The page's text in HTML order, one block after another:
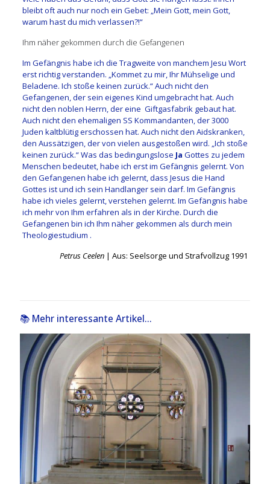
bleibt oft auch nur noch ein Gebet: „Mein Gott, mein Gott,
warum hast du mich verlassen?!“
Ihm näher gekommen durch die Gefangenen
Im Gefängnis habe ich die Tragweite von manchem Jesu Wort
erst richtig verstanden. „Kommet zu mir, Ihr Mühselige und
Beladene. Ich stoße keinen zurück.“ Auch nicht den
Gefangenen, der sein eigenes Kind umgebracht hat. Auch
nicht den noblen Herrn, der eine Giftgasfabrik gebaut hat.
Auch nicht den ehemaligen SS Kommandanten, der 3000
Juden kaltblütig erschossen hat. Auch nicht den Aidskranken,
den Aussätzigen, der von vielen ausgestoßen wird. „Ich stoße
keinen zurück.“ Was das bedingungslose Ja Gottes zu jedem
Menschen bedeutet, habe ich erst im Gefängnis gelernt. Von
den Gefangenen habe ich gelernt, dass Jesus die Hand
Gottes ist und ich sein Handlanger sein darf. Im Gefängnis
habe ich vieles gelernt, verstehen gelernt. Im Gefängnis habe
ich mehr von Ihm erfahren als in der Kirche. Durch die
Gefangenen bin ich Ihm näher gekommen als durch mein
Theologiestudium .
Petrus Ceelen | Aus: Seelsorge und Strafvollzug 1991
📚 Mehr interessante Artikel...